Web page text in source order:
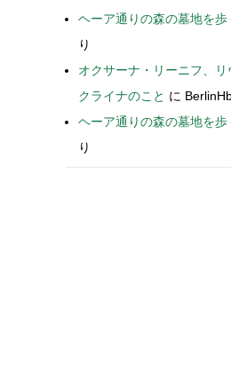
ヘーア通りの森の墓地を歩
り
オクサーナ・リーニフ、
クライナのこと に
ヘーア通りの森の墓地を歩
り